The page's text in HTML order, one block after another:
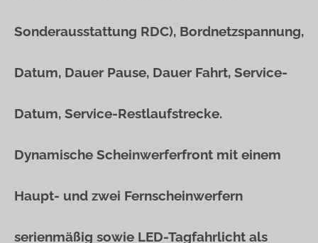
Sonderausstattung RDC), Bordnetzspannung,
Datum, Dauer Pause, Dauer Fahrt, Service-
Datum, Service-Restlaufstrecke.
Dynamische Scheinwerferfront mit einem
Haupt- und zwei Fernscheinwerfern
serienmäßig sowie LED-Tagfahrlicht als